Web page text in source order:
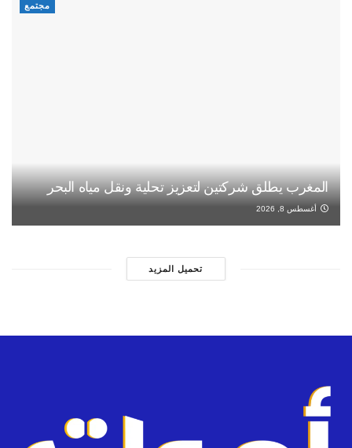
مجتمع
المغرب يطلق شركتين لتعزيز تحلية ونقل مياه البحر
أغسطس 8, 2026
تحميل المزيد